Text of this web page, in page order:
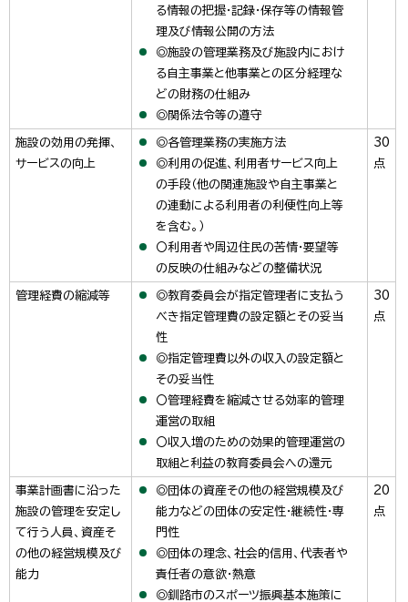
る情報の把握・記録・保存等の情報管
理及び情報公開の方法
◎施設の管理業務及び施設内におけ
る自主事業と他事業との区分経理な
どの財務の仕組み
◎関係法令等の遵守
施設の効用の発揮、
サービスの向上
◎各管理業務の実施方法
◎利用の促進、利用者サービス向上
の手段（他の関連施設や自主事業と
の連動による利用者の利便性向上等
を含む。）
〇利用者や周辺住民の苦情・要望等
の反映の仕組みなどの整備状況
30
点
管理経費の縮減等
◎教育委員会が指定管理者に支払う
べき指定管理費の設定額とその妥当
性
◎指定管理費以外の収入の設定額と
その妥当性
〇管理経費を縮減させる効率的管理
運営の取組
〇収入増のための効果的管理運営の
取組と利益の教育委員会への還元
30
点
事業計画書に沿った
施設の管理を安定し
て行う人員、資産そ
の他の経営規模及び
能力
◎団体の資産その他の経営規模及び
能力などの団体の安定性・継続性・専
門性
◎団体の理念、社会的信用、代表者や
責任者の意欲・熱意
◎釧路市のスポーツ振興基本施策に
20
点